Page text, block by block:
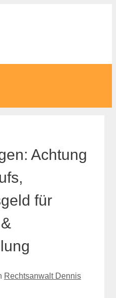
Achtung
für
Rechtsanwalt Dennis